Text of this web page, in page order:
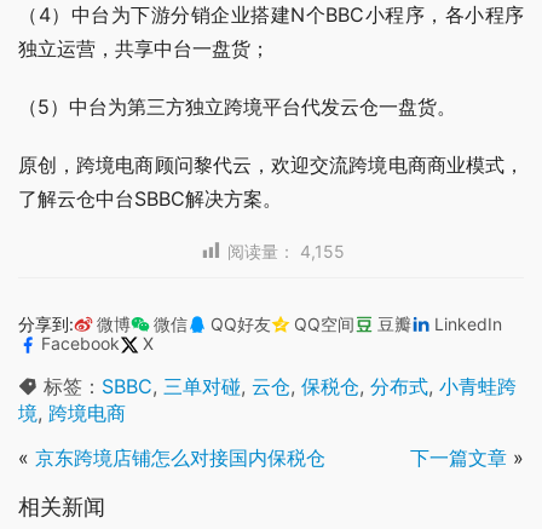
（4）中台为下游分销企业搭建N个BBC小程序，各小程序
独立运营，共享中台一盘货；
（5）中台为第三方独立跨境平台代发云仓一盘货。
原创，跨境电商顾问黎代云，欢迎交流跨境电商商业模式，
了解云仓中台SBBC解决方案。
阅读量： 4,155
分享到: 微博 微信 QQ好友 QQ空间 豆瓣
LinkedIn
Facebook
X
标签： SBBC, 三单对碰, 云仓, 保税仓, 分布式, 小青蛙跨
境, 跨境电商
« 京东跨境店铺怎么对接国内保税仓 下一篇文章 »
相关新闻